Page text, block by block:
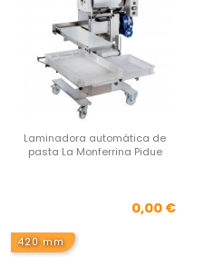
Laminadora automática de
pasta La Monferrina Pidue
Precio
0,00 €
420 mm